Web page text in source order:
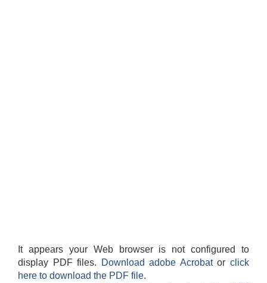
It appears your Web browser is not configured to
display PDF files.
Download adobe Acrobatorclick
here to download the PDF file.